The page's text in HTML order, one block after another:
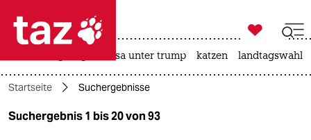
 taz zahl ich
taz zahl ich
themen

taz zahl ich
usa unter trump katzen landtagswahl
Startseite Suchergebnisse
Suchergebnis 1 bis 20 von 93